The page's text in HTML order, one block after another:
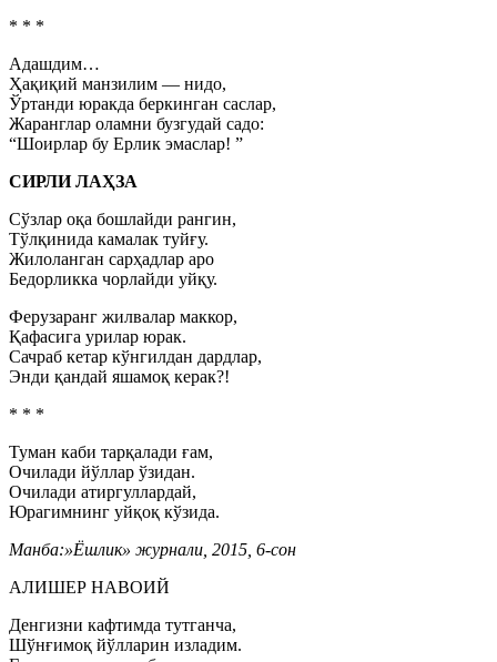
* * *
Адашдим…
Ҳақиқий манзилим — нидо,
Ўртанди юракда беркинган саслар,
Жаранглар оламни бузгудай садо:
“Шоирлар бу Ерлик эмаслар! ”
СИРЛИ ЛАҲЗА
Сўзлар оқа бошлайди рангин,
Тўлқинида камалак туйғу.
Жилоланган сарҳадлар аро
Бедорликка чорлайди уйқу.
Ферузаранг жилвалар маккор,
Қафасига урилар юрак.
Сачраб кетар кўнгилдан дардлар,
Энди қандай яшамоқ керак?!
* * *
Туман каби тарқалади ғам,
Очилади йўллар ўзидан.
Очилади атиргуллардай,
Юрагимнинг уйқоқ кўзида.
Манба:»Ёшлик» журнали, 2015, 6-cон
АЛИШЕР НАВОИЙ
Денгизни кафтимда тутганча,
Шўнғимоқ йўлларин изладим.